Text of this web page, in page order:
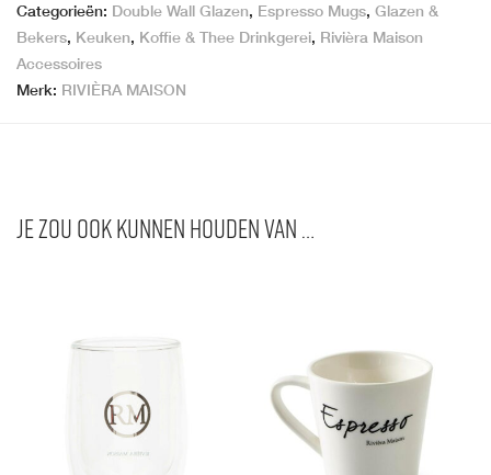
Categorieën: Double Wall Glazen, Espresso Mugs, Glazen &
Bekers, Keuken, Koffie & Thee Drinkgerei, Rivièra Maison
Accessoires
Merk: RIVIÈRA MAISON
Je zou ook kunnen houden van …